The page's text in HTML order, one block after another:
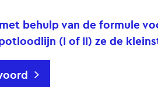
behulp van de formule
(I of II) ze de